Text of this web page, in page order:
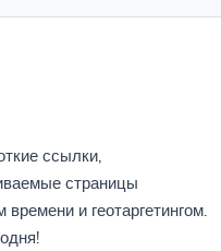
ссылки,
страницы
и геотаргетингом.